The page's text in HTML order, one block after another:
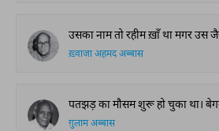
उसका नाम तो रहीम ख़ाँ था मगर उस जैसा ज़ालिम भी शायद ही कोई हो। गाँव भर उसके नाम से काँपता था। न आदमी पर तरस खाए न जानवर पर। एक दिन रामू लुहार के बच्चे ने उसके बैल की दुम में काँटे बाँध दिए थे तो मारते
ख़्वाजा अहमद अब्बास
पतझड़ का मौसम शुरू हो चुका था। बेगम बिल्क़ीस तुराब अली हर साल की तरह अब के भी अपने बँगले के बाग़ीचे में माली से पौदों और पेड़ों की काँट छांट करा रही थीं। उस वक़्त दिन के कोई ग्यारह बजे होंगे। सेठ तुराब अली अपने काम पर और लड़के-
ग़ुलाम अब्बास